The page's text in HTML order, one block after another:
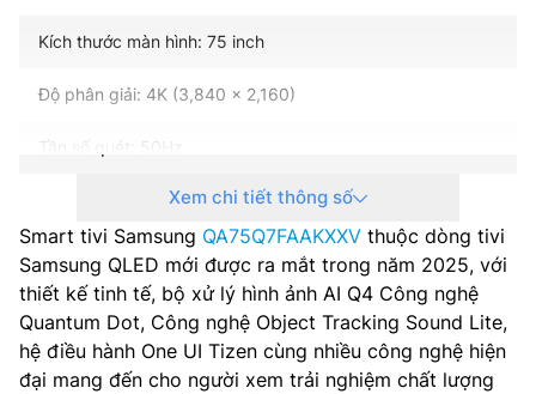
Kích thước màn hình: 75 inch
Độ phân giải: 4K (3,840 x 2,160)
Tần số quét: 50Hz
HDMI (High Frame Rate): 4K 60Hz (for HDMI 1/2/3)
Hệ điều hành – Giao diện: One UI Tizen
Bộ xử lý: AI Q4
Tổng công suất loa: 20W
Xem chi tiết thông số
Smart tivi Samsung QA75Q7FAAKXXV thuộc dòng tivi
Samsung QLED mới được ra mắt trong năm 2025, với
thiết kế tinh tế, bộ xử lý hình ảnh AI Q4 Công nghệ
Quantum Dot, Công nghệ Object Tracking Sound Lite,
hệ điều hành One UI Tizen cùng nhiều công nghệ hiện
đại mang đến cho người xem trải nghiệm chất lượng